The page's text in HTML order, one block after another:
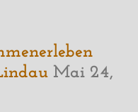
Mai 24,